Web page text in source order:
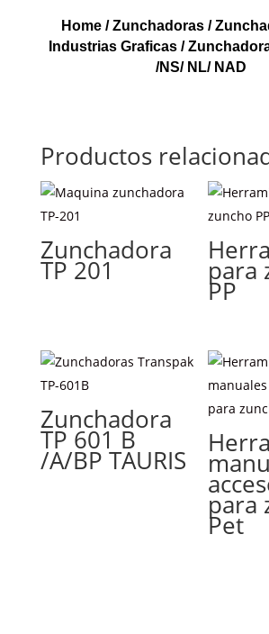
Home/Zunchadoras/
Industrias Graficas/
/NS/ NL/ NAD
Productos
Zunchadora
TP 201 para
PP
Zunchadora
TP 601 B
/A/BP TAURIS
para
Pet